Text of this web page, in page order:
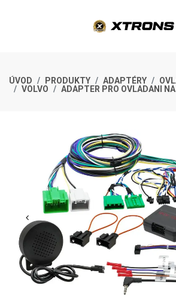
ÚVOD PRODUKTY ADAPTÉRY
VOLVO
ADAPTER PRO OVLADANI